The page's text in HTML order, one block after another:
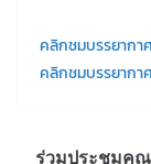
คลิกชมบรรยากา
คลิกชมบรรยากา
ร่วมประชุมคณ